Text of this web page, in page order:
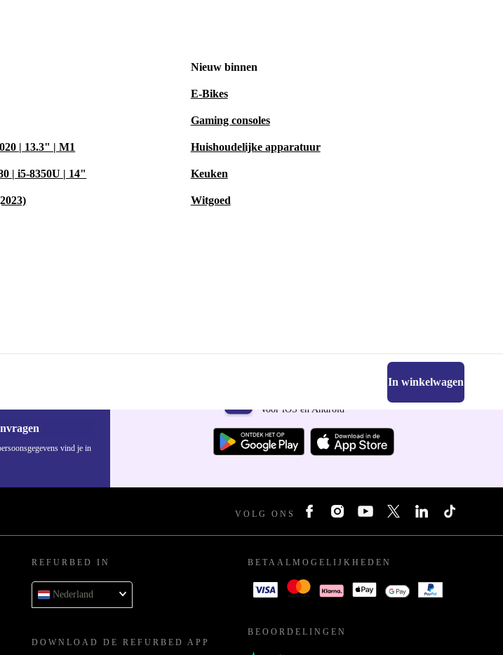
| 13.3" | M1
| i5-8350U | 14"
Nieuw binnen
E-Bikes
Gaming consoles
Huishoudelijke apparatuur
Keuken
Witgoed
In winkelwagen
vind je in
Voor iOS en Android
VOLG ONS
REFURBED IN
Nederland
DOWNLOAD DE REFURBED APP
BETAALMOGELIJKHEDEN
BEOORDELINGEN